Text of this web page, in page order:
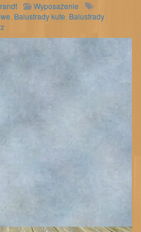
Wyposażenie
Balustrady kute Balustrady